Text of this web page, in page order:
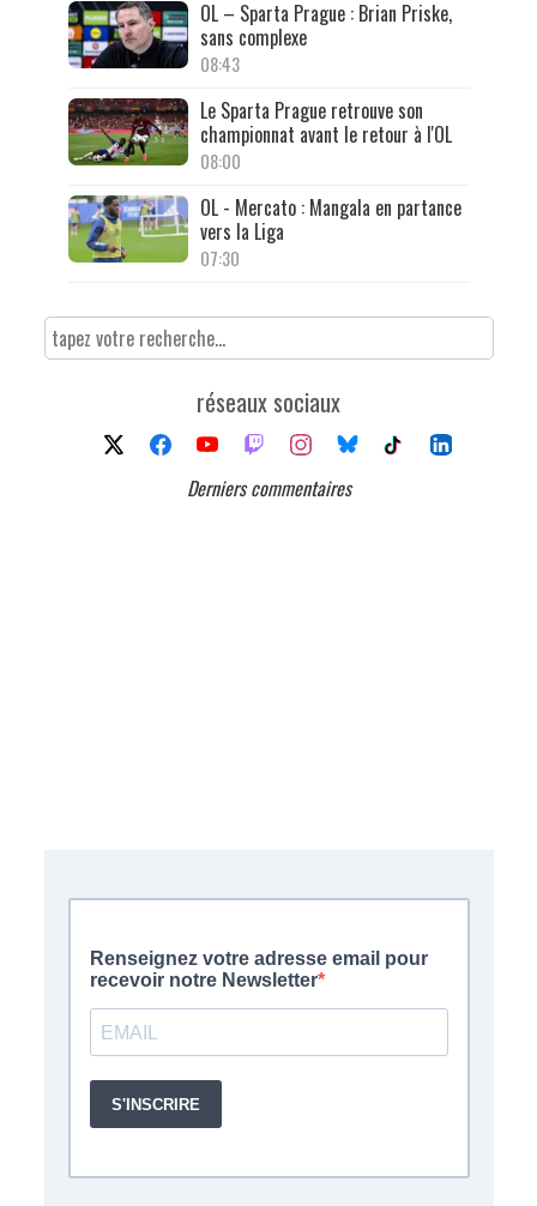
OL – Sparta Prague : Brian Priske,
sans complexe
08:43
Le Sparta Prague retrouve son
championnat avant le retour à l'OL
08:00
OL - Mercato : Mangala en partance
vers la Liga
07:30
réseaux sociaux
Derniers commentaires